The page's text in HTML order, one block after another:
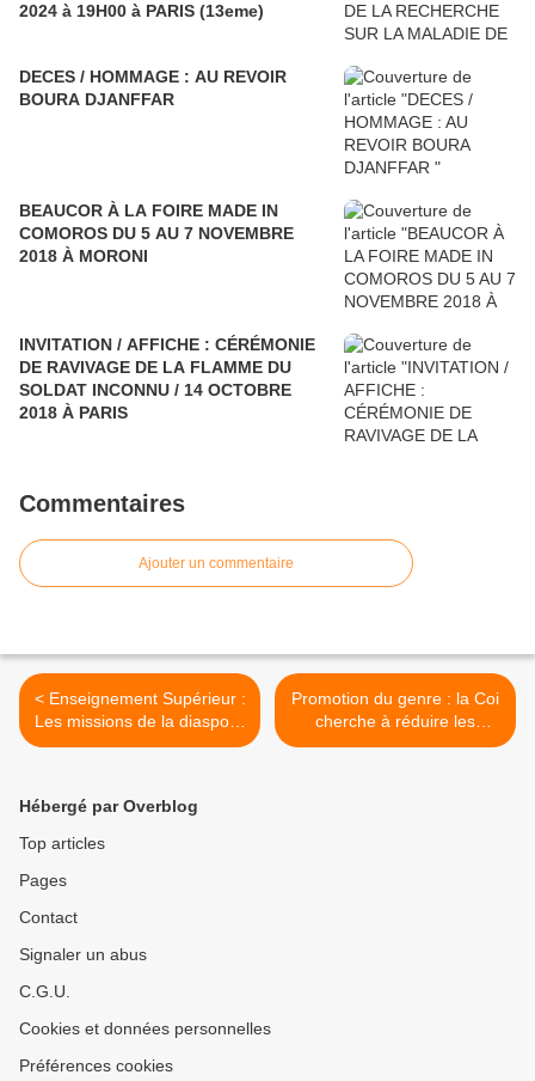
2024 à 19H00 à PARIS (13eme)
DECES / HOMMAGE : AU REVOIR
BOURA DJANFFAR
BEAUCOR À LA FOIRE MADE IN
COMOROS DU 5 AU 7 NOVEMBRE
2018 À MORONI
INVITATION / AFFICHE : CÉRÉMONIE
DE RAVIVAGE DE LA FLAMME DU
SOLDAT INCONNU / 14 OCTOBRE
2018 À PARIS
Commentaires
Ajouter un commentaire
< Enseignement Supérieur :
Les missions de la diaspora
hautement qualifiée se
Promotion du genre : la Coi
cherche à réduire les
disparités entre les sexes >
Hébergé par Overblog
Top articles
Pages
Contact
Signaler un abus
C.G.U.
Cookies et données personnelles
Préférences cookies